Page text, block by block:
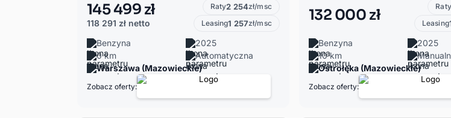
145 499 zł
118 291 zł netto
Raty2 254zł/msc
Leasing1 257zł/msc
Benzyna
2025
0 km
Automatyczna
Warszawa (Mazowieckie)
Zobacz oferty:
132 000 zł Raty
Leasing
Benzyna
2025
10 km
Ostrołęka (Mazowieckie)
Zobacz oferty: